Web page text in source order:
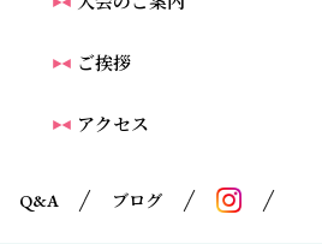
ご挨拶
アクセス
Q&A ブログ